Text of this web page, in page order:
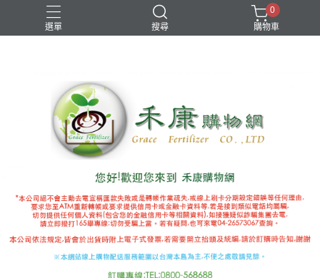
選單 搜尋
國產推薦補助 有機審字號肥料
0
購物車